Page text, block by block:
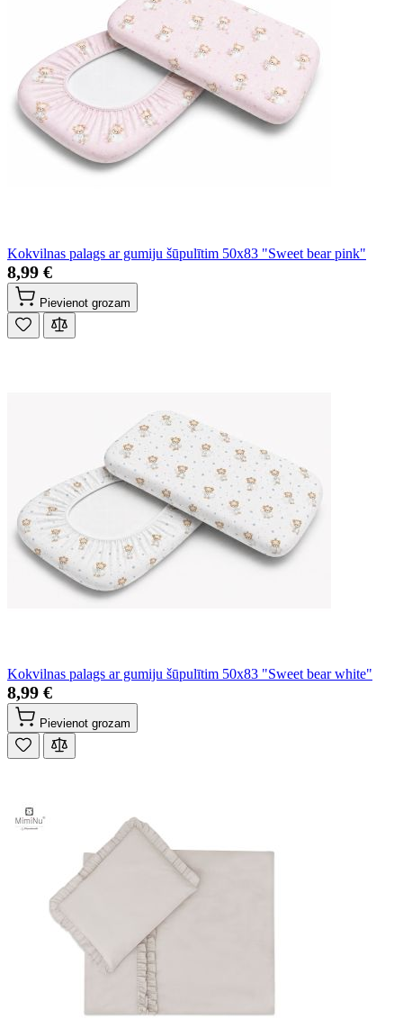
Kokvilnas palags ar gumiju šūpulītim 50x83 "Sweet bear pink"
8,99 €
Pievienot grozam
Kokvilnas palags ar gumiju šūpulītim 50x83 "Sweet bear white"
8,99 €
Pievienot grozam